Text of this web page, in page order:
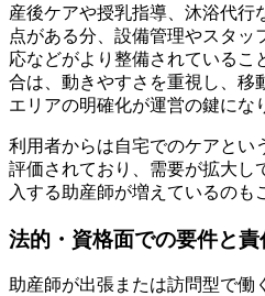
産後ケアや授乳指導、沐浴代行
点がある分、設備管理やスタッ
応などがより整備されているこ
合は、動きやすさを重視し、移
エリアの明確化が運営の鍵にな
利用者からは自宅でのケアとい
評価されており、需要が拡大し
入する助産師が増えているのも
法的・資格面での要件と責
助産師が出張または訪問型で働